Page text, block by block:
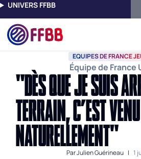
UNIVERS FFBB
Accueil Actualités Equipes De
EQUIPES DE FRANCE
Équipe de France
"DÈS QUE JE SUIS
TERRAIN, C’EST VENU
NATURELLEMENT"
ParJulien Guérineau | 1